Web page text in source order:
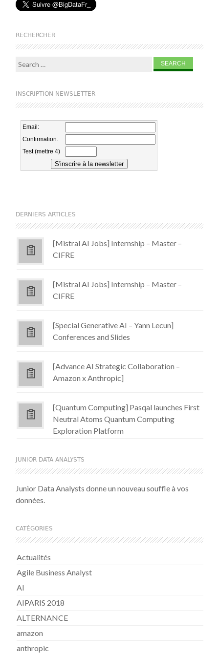
RECHERCHER
Search for:
INSCRIPTION NEWSLETTER
DERNIERS ARTICLES
[Mistral AI Jobs] Internship – Master –
CIFRE
[Mistral AI Jobs] Internship – Master –
CIFRE
[Special Generative AI – Yann Lecun]
Conferences and Slides
[Advance AI Strategic Collaboration –
Amazon x Anthropic]
[Quantum Computing] Pasqal launches First
Neutral Atoms Quantum Computing
Exploration Platform
JUNIOR DATA ANALYSTS
Junior Data Analysts donne un nouveau souffle à vos
données.
CATÉGORIES
Actualités
Agile Business Analyst
AI
AIPARIS 2018
ALTERNANCE
amazon
anthropic